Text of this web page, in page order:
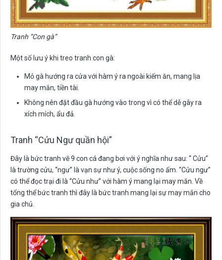
Tranh “Con gà”
Một số lưu ý khi treo tranh con gà:
Mỏ gà hướng ra cửa với hàm ý ra ngoài kiếm ăn, mang lịa
may mắn, tiền tài.
Không nên đặt đầu gà hướng vào trong vì có thể dễ gây ra
xích mích, ẩu đả.
Tranh “Cửu Ngư quần hội”
Đây là bức tranh vẽ 9 con cá đang bơi với ý nghĩa như sau: “ Cửu”
là trường cửu, “ngư” là vạn sự như ý, cuộc sống no ấm. “Cửu ngư”
có thể đọc trại đi là “Cửu như” với hàm ý mang lại may mắn. Về
tổng thể bức tranh thì đây là bức tranh mang lại sự may mắn cho
gia chủ.